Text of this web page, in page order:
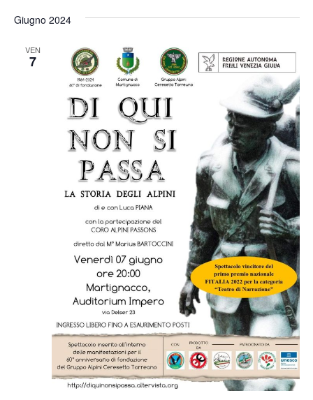
Giugno 2024
VEN
7